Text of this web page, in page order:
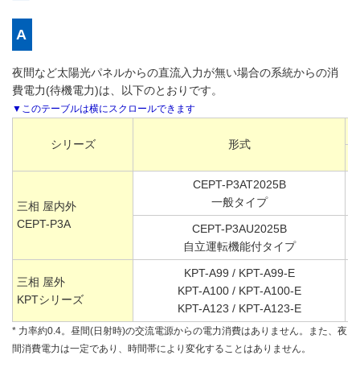
夜間など太陽光パネルからの直流入力が無い場合の系統からの消
費電力(待機電力)は、以下のとおりです。
シリーズ 形式
三相 屋内外
CEPT-P3A
CEPT-P3AT2025B
一般タイプ
CEPT-P3AU2025B
自立運転機能付タイプ
三相 屋外
KPTシリーズ
KPT-A99 / KPT-A99-E
KPT-A100 / KPT-A100-E
KPT-A123 / KPT-A123-E
* 力率約0.4。昼間(日射時)の交流電源からの電力消費はありません。また、夜
間消費電力は一定であり、時間帯により変化することはありません。